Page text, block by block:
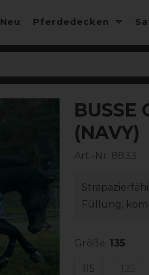
Neu Pferdedecken
BUSSE
(NAVY)
Art.-Nr: 8833
Füllung,
Größe: 135
115